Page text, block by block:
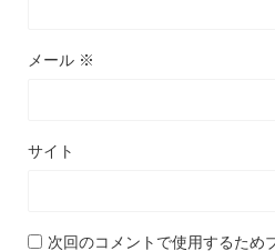
メール ※
サイト
次回のコメントで使用するため